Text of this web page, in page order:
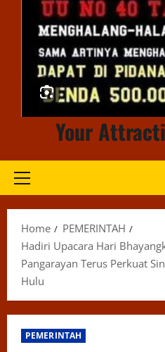
Your
Primary
Home
PEMERINTAH
Hadiri Upacara Hari
Pangarayan Terus Perkuat
Hulu
PEMERINTAH